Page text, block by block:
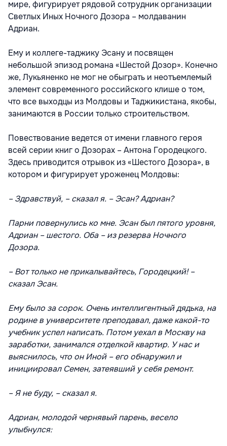
мире, фигурирует рядовой сотрудник организации
Светлых Иных Ночного Дозора – молдаванин
Адриан.
Ему и коллеге-таджику Эсану и посвящен
небольшой эпизод романа «Шестой Дозор». Конечно
же, Лукьяненко не мог не обыграть и неотъемлемый
элемент современного российского клише о том,
что все выходцы из Молдовы и Таджикистана, якобы,
занимаются в России только строительством.
Повествование ведется от имени главного героя
всей серии книг о Дозорах – Антона Городецкого.
Здесь приводится отрывок из «Шестого Дозора», в
котором и фигурирует уроженец Молдовы:
– Здравствуй, – сказал я. – Эсан? Адриан?
Парни повернулись ко мне. Эсан был пятого уровня,
Адриан – шестого. Оба – из резерва Ночного
Дозора.
– Вот только не прикалывайтесь, Городецкий! –
сказал Эсан.
Ему было за сорок. Очень интеллигентный дядька, на
родине в университете преподавал, даже какой-то
учебник успел написать. Потом уехал в Москву на
заработки, занимался отделкой квартир. У нас и
выяснилось, что он Иной – его обнаружил и
инициировал Семен, затеявший у себя ремонт.
– Я не буду, – сказал я.
Адриан, молодой чернявый парень, весело
улыбнулся: